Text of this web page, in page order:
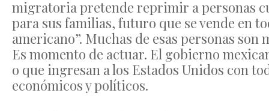
migratoria pretende reprimir a personas
para sus familias, futuro que se vende en
americano”. Muchas de esas personas son
Es momento de actuar. El gobierno
o que ingresan a los Estados Unidos con
económicos y políticos.